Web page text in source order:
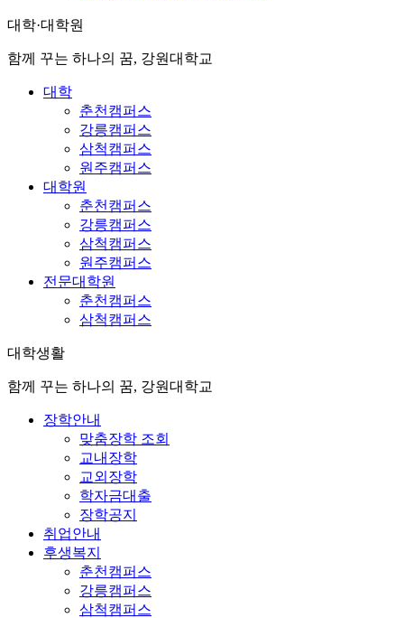
대학·대학원
함께 꾸는 하나의 꿈, 강원대학교
대학
춘천캠퍼스
강릉캠퍼스
삼척캠퍼스
원주캠퍼스
대학원
춘천캠퍼스
강릉캠퍼스
삼척캠퍼스
원주캠퍼스
전문대학원
춘천캠퍼스
삼척캠퍼스
대학생활
함께 꾸는 하나의 꿈, 강원대학교
장학안내
맞춤장학 조회
교내장학
교외장학
학자금대출
장학공지
취업안내
후생복지
춘천캠퍼스
강릉캠퍼스
삼척캠퍼스